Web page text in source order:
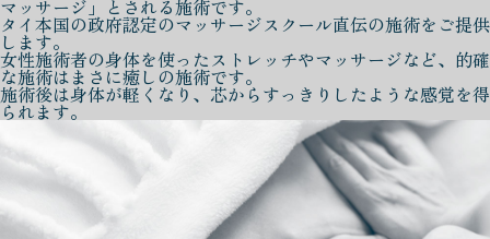
マッサージ」とされる施術です。
タイ本国の政府認定のマッサージスクール直伝の施術をご提供
します。
女性施術者の身体を使ったストレッチやマッサージなど、的確
な施術はまさに癒しの施術です。
施術後は身体が軽くなり、芯からすっきりしたような感覚を得
られます。